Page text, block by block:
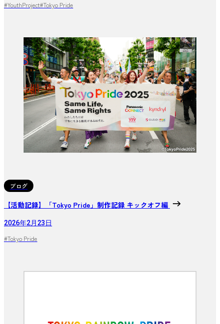
#YouthProject#Tokyo Pride
ブログ
【活動記録】「Tokyo Pride」制作記録 キックオフ編
2026年2月23日
#Tokyo Pride